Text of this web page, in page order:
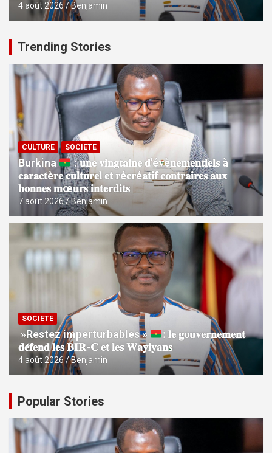
4 août 2026 Benjamin
Trending Stories
CULTURE SOCIETE
Burkina
: 𝐮𝐧𝐞 𝐯𝐢𝐧𝐠𝐭𝐚𝐢𝐧𝐞 𝐝’é𝐯è𝐧𝐞𝐦𝐞𝐧𝐭𝐢𝐞𝐥𝐬 à
𝐜𝐚𝐫𝐚𝐜𝐭è𝐫𝐞 𝐜𝐮𝐥𝐭𝐮𝐫𝐞𝐥 𝐞𝐭 𝐫é𝐜𝐫é𝐚𝐭𝐢𝐟 𝐜𝐨𝐧𝐭𝐫𝐚𝐢𝐫𝐞𝐬 𝐚𝐮𝐱
𝐛𝐨𝐧𝐧𝐞𝐬 𝐦œ𝐮𝐫𝐬 𝐢𝐧𝐭𝐞𝐫𝐝𝐢𝐭𝐬
7 août 2026 Benjamin
SOCIETE
»Restez imperturbables »
: 𝐥𝐞 𝐠𝐨𝐮𝐯𝐞𝐫𝐧𝐞𝐦𝐞𝐧𝐭
𝐝𝐞́𝐟𝐞𝐧𝐝 𝐥𝐞𝐬 𝐁𝐈𝐑-𝐂 𝐞𝐭 𝐥𝐞𝐬 𝐖𝐚𝐲𝐢𝐲𝐚𝐧𝐬
4 août 2026 Benjamin
Popular Stories